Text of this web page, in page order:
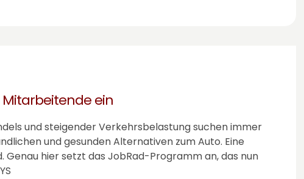
ein
und steigender Verkehrsbelastung suchen immer
und gesunden Alternativen zum Auto. Eine
Genau hier setzt das JobRad-Programm an, das nun